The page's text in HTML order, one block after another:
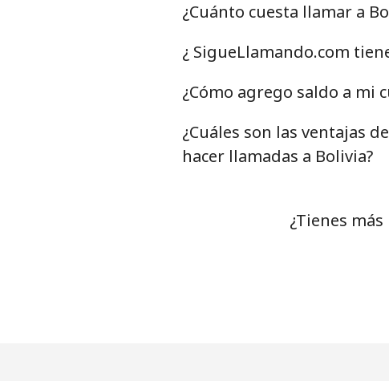
Línea fija ⁦39.5¢⁩
Celular ⁦41.5¢⁩
Bermuda
⁦2.1¢⁩
¿Cuánto cuesta llamar a
¿ SigueLlamando.com
¿Cómo agrego saldo a mi
¿Cuáles son las ventajas
hacer llamadas a Bolivia?
¿Tienes